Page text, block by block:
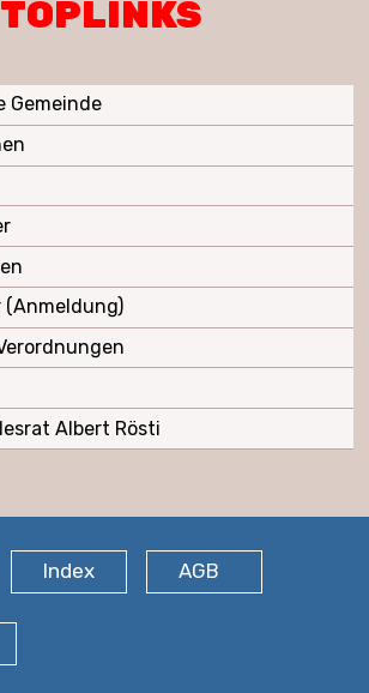
TOPLINKS
Gemeinde
(Anmeldung)
Albert Rösti
Index AGB